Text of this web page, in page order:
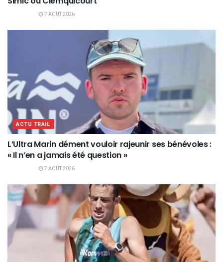
7 AOÛT 2026
ACTU TRAIL
L’Ultra Marin dément vouloir rajeunir ses bénévoles :
« Il n’en a jamais été question »
7 AOÛT 2026